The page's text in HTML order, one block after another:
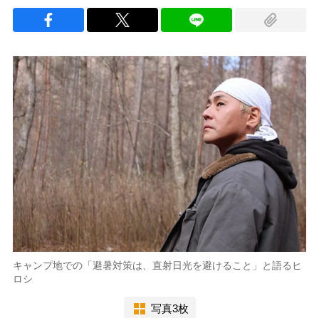
キャンプ地での「避暑対策は、直射日光を避けること」と語るヒ
ロシ
写真3枚